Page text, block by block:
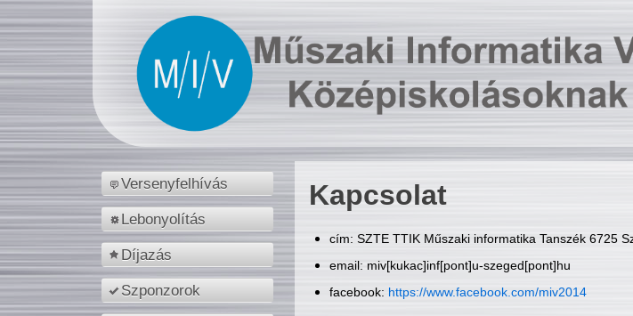
Versenyfelhívás
Lebonyolítás
Díjazás
Szponzorok
Kapcsolat
cím: SZTE TTIK Műszaki informatika Tanszék 6725
email: miv[kukac]inf[pont]u-szeged[pont]hu
facebook: https://www.facebook.com/miv2014